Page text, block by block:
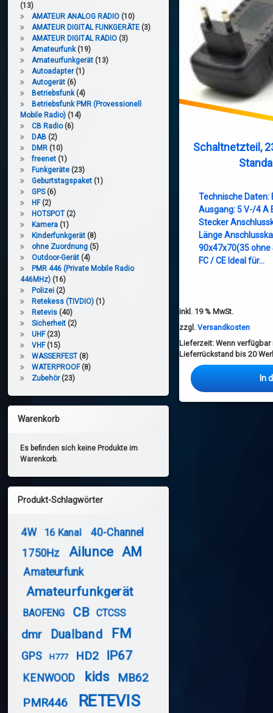
Schaltnetzteil,
Technische Daten:
Ausgang: 5 V-/4 A
Stecker
Länge
90x47x70(35
FC / CE Ideal für…
inkl. 19 % MwSt.
zzgl. Versandkosten
Lieferzeit: Wenn verfügbar
Lieferrückstand bis 20
In
(13)
AMATEUR ANALOG RADIO (10)
AMATEUR DIGITAL FUNKGERÄTE (3)
AMATEUR DIGITAL RADIO (3)
Amateurfunk (19)
Amateurfunkgerät (13)
Autoadapter (1)
Autogerät (6)
Betriebsfunk (4)
Betriebsfunk PMR (Provessionell
Mobile Radio) (14)
CB Radio (6)
DAB (2)
DMR (10)
freenet (1)
Funkgeräte (23)
Geburtstagspaket (1)
GPS (6)
HF (2)
HOTSPOT (2)
Kamera (1)
Kinderfunkgerät (8)
ohne Zuordnung (5)
Outdoor-Gerät (4)
PMR 446 (Private Mobile Radio
446MHz) (16)
Polizei (2)
Retekess (TIVDIO) (1)
Retevis (40)
Sicherheit (2)
UHF (23)
VHF (15)
WASSERFEST (8)
WATERPROOF (8)
Zubehör (23)
Warenkorb
Es befinden sich keine Produkte im
Warenkorb.
Produkt-Schlagwörter
4W 16 Kanal
40-Channel
1750Hz
Ailunce AM
Amateurfunk
Amateurfunkgerät
BAOFENG CB CTCSS
dmr Dualband FM
GPS H777 HD2 IP67
KENWOOD kids
MB62
PMR446
RETEVIS